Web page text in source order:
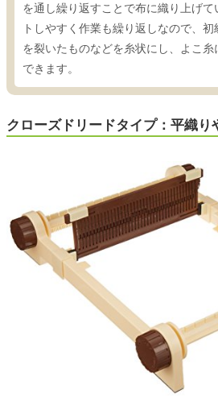
を通し繰り返すことで布に織り上げ
トしやすく作業も繰り返しなので、
を裂いたものなどを糸状にし、よこ
できます。
クローズドリードタイプ：平織り